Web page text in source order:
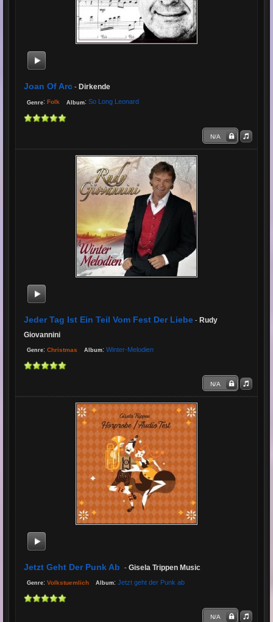
Joan Of Arc - Dirkende
Genre: Folk Album: So Long Leonard
N/A
Jeder Tag Ist Ein Teil Vom Fest Der Liebe - Rudy
Giovannini
Genre: Christmas Album: Winter-Melodien
N/A
Jetzt Geht Der Punk Ab - Gisela Trippen Music
Genre: Volkstuemlich Album: Jetzt geht der Punk ab
N/A